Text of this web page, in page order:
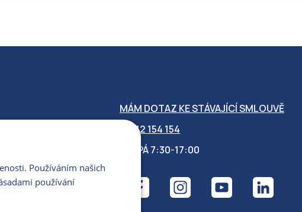
PORTÁL
MÁM DOTAZ KE STÁVAJÍCÍ SMLOUVĚ
412 154 154
PO-PÁ 7:30-17:00
Používáním našich
používání